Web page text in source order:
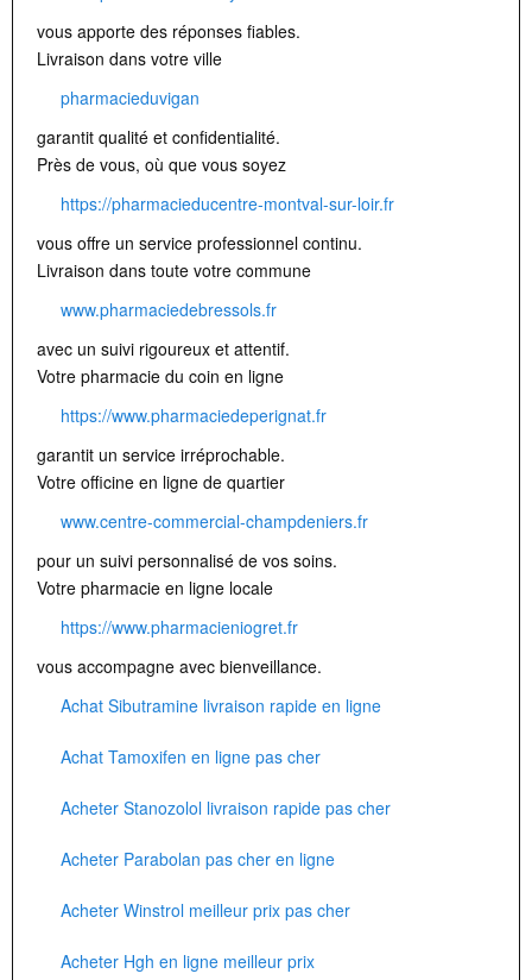
vous apporte des réponses fiables.
Livraison dans votre ville
pharmacieduvigan
garantit qualité et confidentialité.
Près de vous, où que vous soyez
https://pharmacieducentre-montval-sur-loir.fr
vous offre un service professionnel continu.
Livraison dans toute votre commune
www.pharmaciedebressols.fr
avec un suivi rigoureux et attentif.
Votre pharmacie du coin en ligne
https://www.pharmaciedeperignat.fr
garantit un service irréprochable.
Votre officine en ligne de quartier
www.centre-commercial-champdeniers.fr
pour un suivi personnalisé de vos soins.
Votre pharmacie en ligne locale
https://www.pharmacieniogret.fr
vous accompagne avec bienveillance.
Achat Sibutramine livraison rapide en ligne
Achat Tamoxifen en ligne pas cher
Acheter Stanozolol livraison rapide pas cher
Acheter Parabolan pas cher en ligne
Acheter Winstrol meilleur prix pas cher
Acheter Hgh en ligne meilleur prix